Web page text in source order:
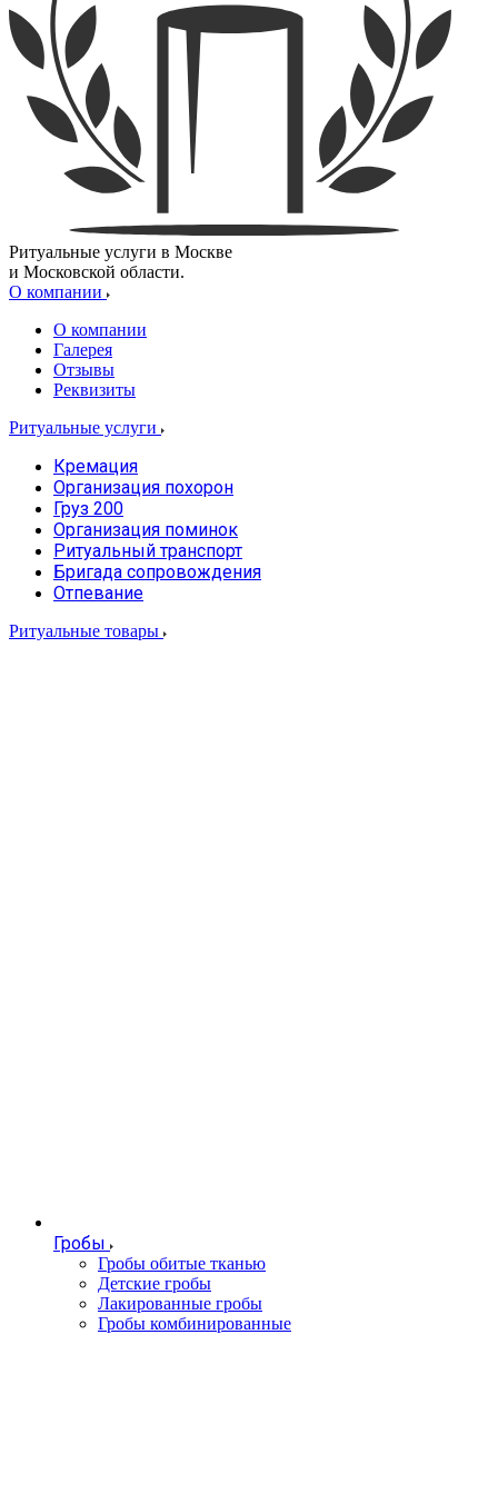
Ритуальные услуги в Москве
и Московской области.
О компании
О компании
Галерея
Отзывы
Реквизиты
Ритуальные услуги
Кремация
Организация похорон
Груз 200
Организация поминок
Ритуальный транспорт
Бригада сопровождения
Отпевание
Ритуальные товары
Гробы
Гробы обитые тканью
Детские гробы
Лакированные гробы
Гробы комбинированные